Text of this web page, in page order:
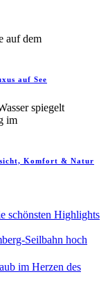
auf See
Komfort & Natur
schönsten Highlights
Seilbahn hoch
im Herzen des